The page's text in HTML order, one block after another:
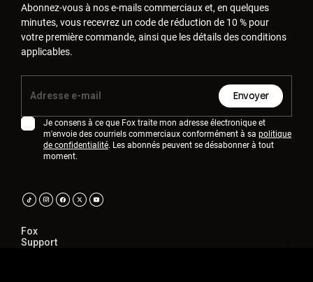
Abonnez-vous à nos e-mails commerciaux et, en quelques
minutes, vous recevrez un code de réduction de 10 % pour
votre première commande, ainsi que les détails des conditions
applicables.
Envoyer
Je consens à ce que Fox traite mon adresse électronique et
m'envoie des courriels commerciaux conformément à sa politique
de confidentialité. Les abonnés peuvent se désabonner à tout
moment.
Fox
Support